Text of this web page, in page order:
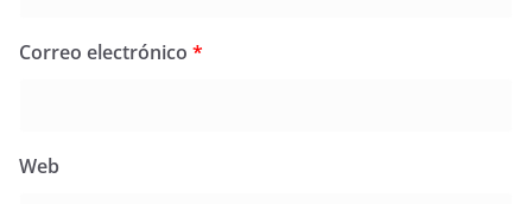
Correo electrónico *
Web